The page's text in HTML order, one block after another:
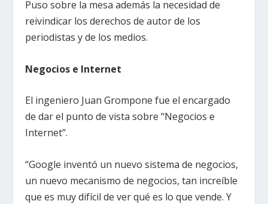
Puso sobre la mesa además la necesidad de
reivindicar los derechos de autor de los
periodistas y de los medios.
Negocios e Internet
El ingeniero Juan Grompone fue el encargado
de dar el punto de vista sobre “Negocios e
Internet”.
“Google inventó un nuevo sistema de negocios,
un nuevo mecanismo de negocios, tan increíble
que es muy difícil de ver qué es lo que vende. Y